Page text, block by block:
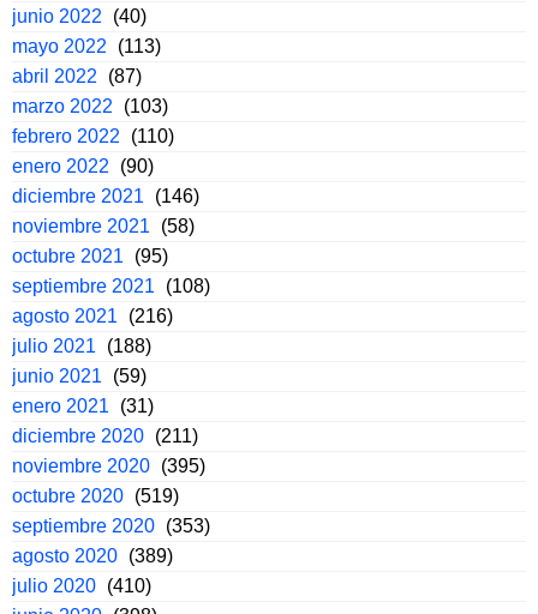
junio 2022
(40)
mayo 2022
(113)
abril 2022
(87)
marzo 2022
(103)
febrero 2022
(110)
enero 2022
(90)
diciembre 2021
(146)
noviembre 2021
(58)
octubre 2021
(95)
septiembre 2021
(108)
agosto 2021
(216)
julio 2021
(188)
junio 2021
(59)
enero 2021
(31)
diciembre 2020 (211)
noviembre 2020 (395)
octubre 2020 (519)
septiembre 2020 (353)
agosto 2020 (389)
julio 2020 (410)